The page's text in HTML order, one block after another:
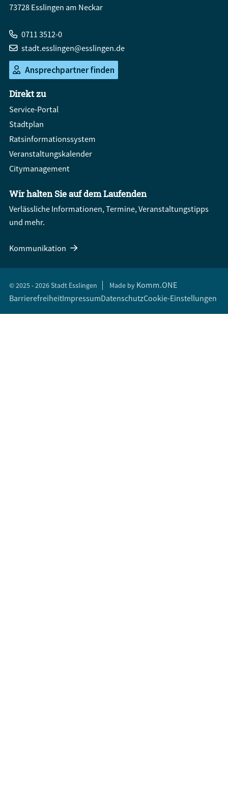
73728 Esslingen am Neckar
0711 3512-0
stadt.esslingen@esslingen.de
Ansprechpartner finden
Direkt zu
Service-Portal
Stadtplan
Ratsinformationssystem
Veranstaltungskalender
Citymanagement
Wir halten Sie auf dem Laufenden
Verlässliche Informationen, Termine, Veranstaltungstipps
und mehr.
Kommunikation
© 2025 - 2026 Stadt Esslingen Made by Komm.ONE
BarrierefreiheitImpressumDatenschutzCookie-Einstellungen